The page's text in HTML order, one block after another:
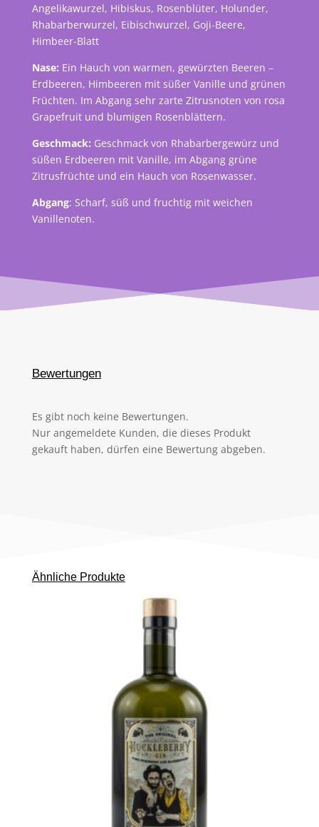
Angelikawurzel, Hibiskus, Rosenblüter, Holunder,
Rhabarberwurzel, Eibischwurzel, Goji-Beere,
Himbeer-Blatt
Nase: Ein Hauch von warmen, gewürzten Beeren –
Erdbeeren, Himbeeren mit süßer Vanille und grünen
Früchten. Im Abgang sehr zarte Zitrusnoten von rosa
Grapefruit und blumigen Rosenblättern.
Geschmack: Geschmack von Rhabarbergewürz und
süßen Erdbeeren mit Vanille, im Abgang grüne
Zitrusfrüchte und ein Hauch von Rosenwasser.
Abgang: Scharf, süß und fruchtig mit weichen
Vanillenoten.
Bewertungen
Es gibt noch keine Bewertungen.
Nur angemeldete Kunden, die dieses Produkt
gekauft haben, dürfen eine Bewertung abgeben.
Ähnliche Produkte